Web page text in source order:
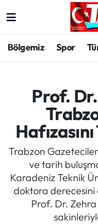
Bölgemiz Spor
Prof.
Trabzon
ve tarih
Karadeniz Teknik
doktora derecesini
Prof. Dr.
Spor
Türkiye
Kültür/Sanat
Politika
Politik Kulis
Dünya
Magazin
Trabzon Hava
Trabzon Trafik
Süper Lig Puan
Tüm Manşetler
Son Dakika
Haber Arşivi